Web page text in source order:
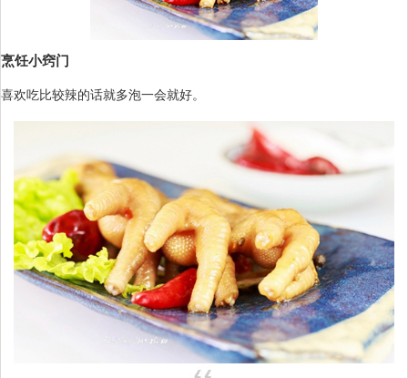
烹饪小窍门
喜欢吃比较辣的话就多泡一会就好。